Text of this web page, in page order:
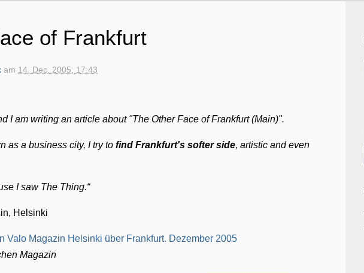
of Frankfurt
am 14. Dec. 2005, 17:43
I am writing an article about "The Other Face of Frankfurt (Main)".
as a business city, I try tofind Frankfurt's softer side, artistic and even
I saw The Thing.“
Helsinki
Magazin